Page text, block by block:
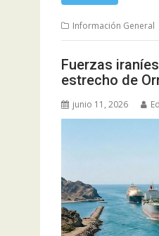
Información General
Fuerzas
estrecho de
junio 11, 2026